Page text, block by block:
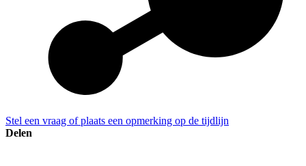
Stel een vraag of plaats een opmerking op de tijdlijn
Delen